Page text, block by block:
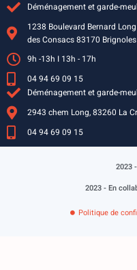
Déménagement et garde-
1238 Boulevard Bernard
des Consacs 83170 Brignoles
9h -13h I 13h - 17h
04 94 69 09 15
Déménagement et garde-
2943 chem Long, 83260 La
04 94 69 09 15
2023
2023 - En
Politique de